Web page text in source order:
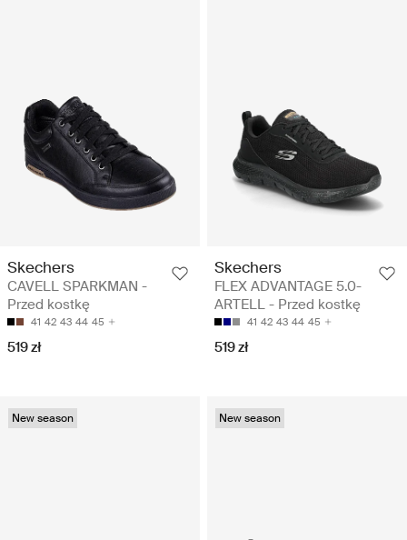
Skechers
CAVELL SPARKMAN -
Przed kostkę
41 42 43 44 45
519 zł
Skechers
FLEX ADVANTAGE 5.0-
ARTELL - Przed kostkę
41 42 43 44 45
519 zł
New season New season